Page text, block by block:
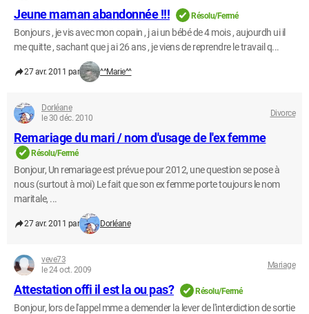
Jeune maman abandonnée !!! Résolu/Fermé
Bonjours , je vis avec mon copain , j ai un bébé de 4 mois , aujourdh ui il
me quitte , sachant que j ai 26 ans , je viens de reprendre le travail q...
27 avr. 2011 par ^^Marie^^
Dorléane
le 30 déc. 2010
Divorce
Remariage du mari / nom d'usage de l'ex femme
Résolu/Fermé
Bonjour, Un remariage est prévue pour 2012, une question se pose à
nous (surtout à moi) Le fait que son ex femme porte toujours le nom
maritale, ...
27 avr. 2011 par Dorléane
veve73
le 24 oct. 2009
Mariage
Attestation offi il est la ou pas? Résolu/Fermé
Bonjour, lors de l'appel mme a demender la lever de l'interdiction de sortie